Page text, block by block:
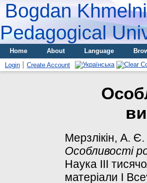
Bogdan
Pedagogical
Home About Language
Login
Create Account
Мерзлікін, А. Є.
Особливості
Наука ІІІ
матеріали І